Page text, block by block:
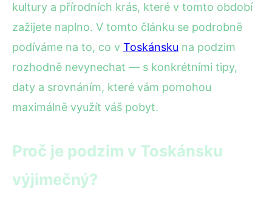
kultury a přírodních krás, které v tomto období
zažijete naplno. V tomto článku se podrobně
podíváme na to, co v Toskánsku na podzim
rozhodně nevynechat — s konkrétními tipy,
daty a srovnáním, které vám pomohou
maximálně využít váš pobyt.
Proč je podzim v Toskánsku
výjimečný?